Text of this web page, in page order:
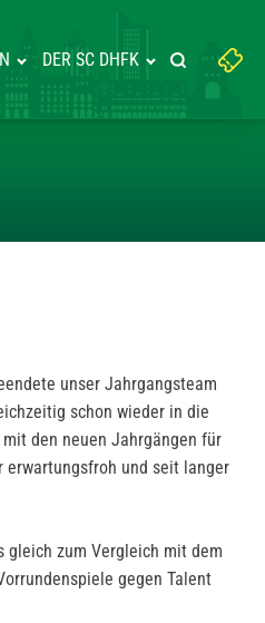
DER SC DHFK
Suchbegriff
eingeben:
Suche
unser Jahrgangsteam
schon wieder in die
den neuen Jahrgängen für
erwartungsfroh und seit langer
gleich zum Vergleich mit dem
gegen Talent